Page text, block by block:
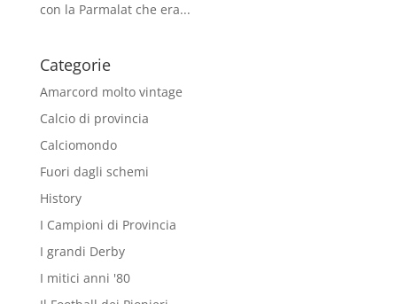
con la Parmalat che era...
Categorie
Amarcord molto vintage
Calcio di provincia
Calciomondo
Fuori dagli schemi
History
I Campioni di Provincia
I grandi Derby
I mitici anni '80